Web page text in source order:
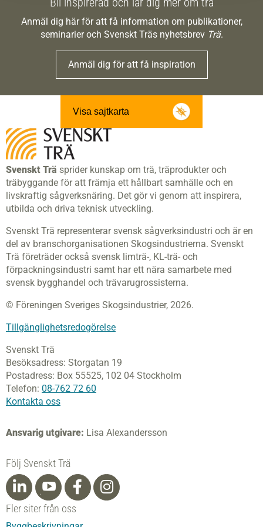
Anmäl dig här för att få information om publikationer,
seminarier och Svenskt Träs nyhetsbrev Trä.
Anmäl dig för att få inspiration
Visa sajtkarta
Svenskt Trä sprider kunskap om trä, träprodukter och
träbyggande för att främja ett hållbart samhälle och en
livskraftig sågverksnäring. Det gör vi genom att inspirera,
utbilda och driva teknisk utveckling.
Svenskt Trä representerar svensk sågverksindustri och är en
del av branschorganisationen Skogsindustrierna. Svenskt
Trä företräder också svensk limträ-, KL-trä- och
förpackningsindustri samt har ett nära samarbete med
svensk bygghandel och trävarugrossisterna.
© Föreningen Sveriges Skogsindustrier, 2026.
Tillgänglighetsredogörelse
Svenskt Trä
Besöksadress: Storgatan 19
Postadress: Box 55525, 102 04 Stockholm
Telefon: 08-762 72 60
Kontakta oss
Ansvarig utgivare: Lisa Alexandersson
Följ Svenskt Trä
Fler siter från oss